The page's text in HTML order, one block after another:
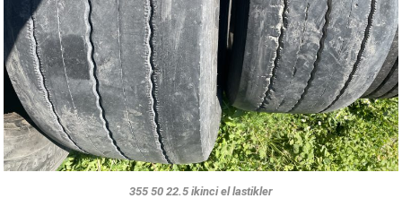
355 50 22.5 ikinci el lastikler